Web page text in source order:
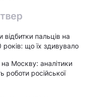
відбитки пальців на
років: що їх здивувало
Москву: аналітики
роботи російської